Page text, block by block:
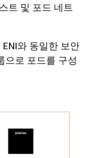
트 및 포드 네트
와 동일한 보안
으로 포드를 구성